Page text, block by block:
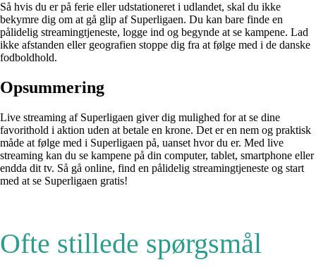
Så hvis du er på ferie eller udstationeret i udlandet, skal du ikke
bekymre dig om at gå glip af Superligaen. Du kan bare finde en
pålidelig streamingtjeneste, logge ind og begynde at se kampene. Lad
ikke afstanden eller geografien stoppe dig fra at følge med i de danske
fodboldhold.
Opsummering
Live streaming af Superligaen giver dig mulighed for at se dine
favorithold i aktion uden at betale en krone. Det er en nem og praktisk
måde at følge med i Superligaen på, uanset hvor du er. Med live
streaming kan du se kampene på din computer, tablet, smartphone eller
endda dit tv. Så gå online, find en pålidelig streamingtjeneste og start
med at se Superligaen gratis!
Ofte stillede spørgsmål